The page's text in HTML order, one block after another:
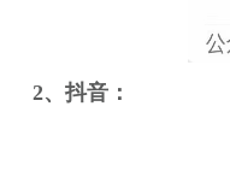
2、抖音：